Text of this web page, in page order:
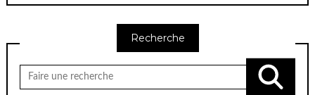
Recherche
Chercher
pour: